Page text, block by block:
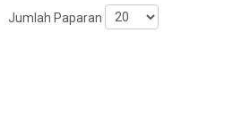
Jumlah Paparan